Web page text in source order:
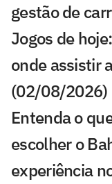
gestão de
Jogos de
onde assistir
(02/08/2026)
Entenda o
escolher o
experiência